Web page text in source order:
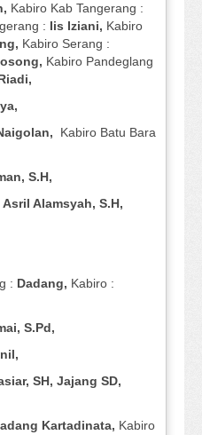
Kabiro Kab Tangerang :
: Iis Iziani, Kabiro
Kabiro Serang :
Kabiro Pandeglang
Kabiro Batu Bara
S.H,
Asril Alamsyah, S.H,
: Dadang, Kabiro :
S.Pd,
SH, Jajang SD,
Kartadinata, Kabiro